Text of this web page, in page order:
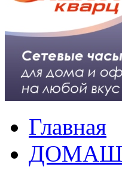
Главная